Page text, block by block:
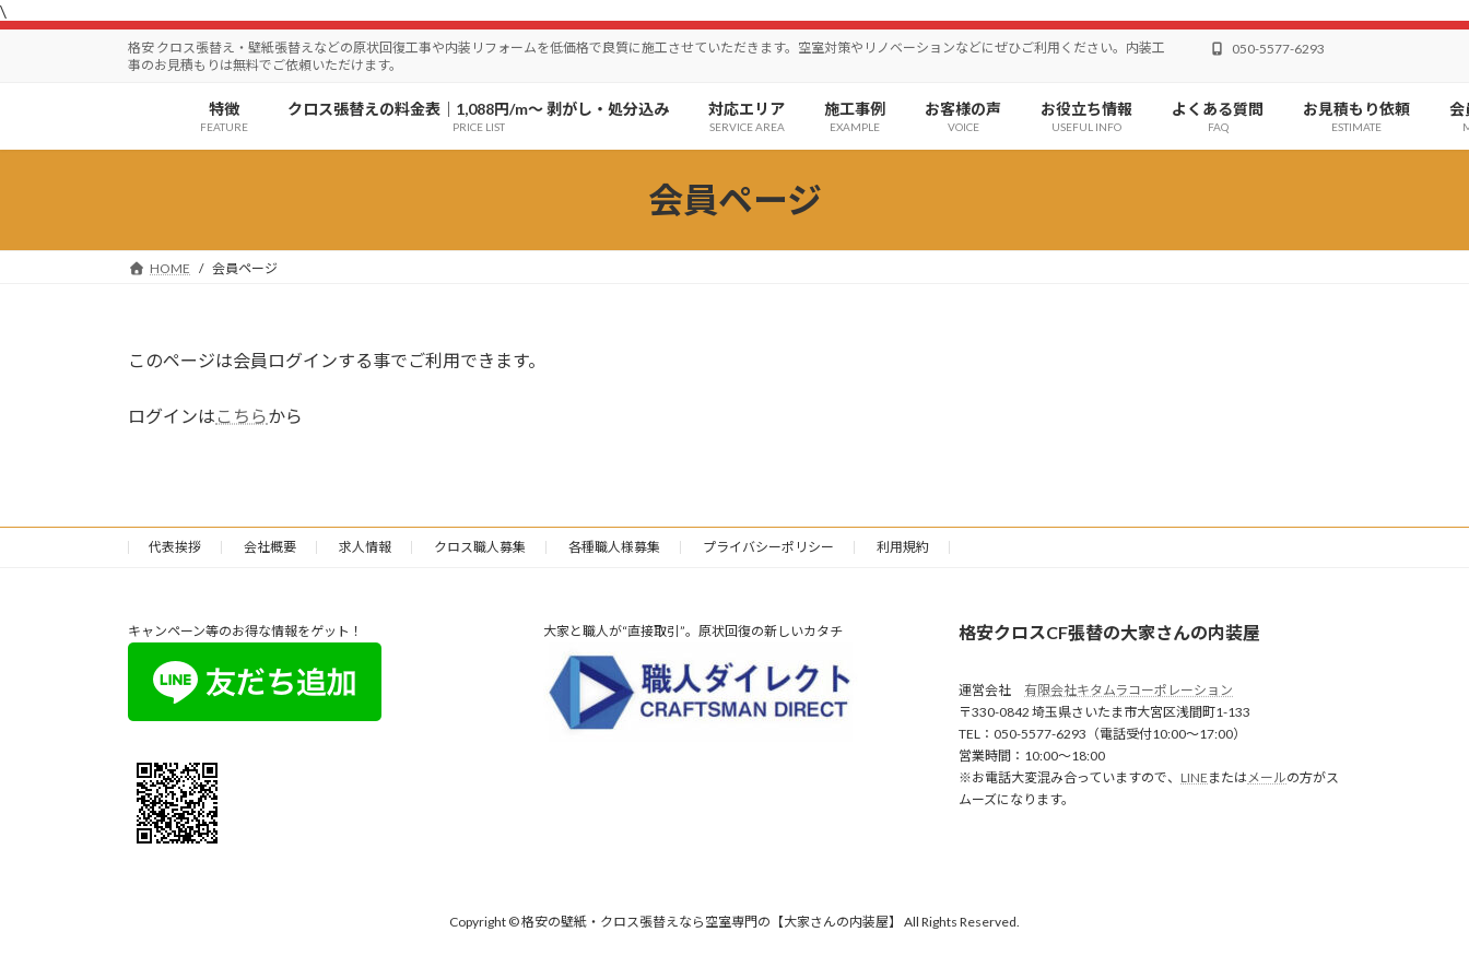
\コ
プ
ナ
動
格安 クロス張替え・壁紙張替えなどの原状回復工事や内装リフォームを低価格で良質に施工させていただきます。空室対策やリノベーションなどにぜひご利用ください。内装工
事のお見積もりは無料でご依頼いただけます。
050-5577-6293
特徴
FEATURE
クロス張替えの料金表｜1,088円/m〜 剥がし・処分込み
PRICE LIST
対応エリア
SERVICE AREA
施工事例
EXAMPLE
お客様の声
VOICE
お役立ち情報
USEFUL INFO
よくある質問
FAQ
お見積もり依頼
ESTIMATE
会
会員ページ
HOME 会員ページ
このページは会員ログインする事でご利用できます。
ログインは こちらから
代表挨拶 会社概要 求人情報 クロス職人募集 各種職人様募集 プライバシーポリシー 利用規約
キャンペーン等のお得な情報をゲット！ 大家と職人が“直接取引”。原状回復の新しいカタチ 格安クロスCF張替の大家さんの内装屋
運営会社 有限会社キタムラコーポレーション
〒330-0842 埼玉県さいたま市大宮区浅間町1-133
TEL：050-5577-6293（電話受付10:00〜17:00）
営業時間：10:00〜18:00
※お電話大変混み合っていますので、 LINE またはメールの方がス
ムーズになります。
Copyright © 格安の壁紙・クロス張替えなら空室専門の【大家さんの内装屋】 All Rights Reserved.